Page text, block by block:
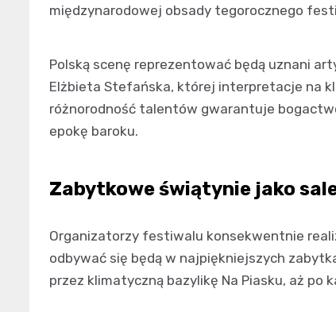
międzynarodowej obsady tegorocznego
Polską scenę reprezentować będą uznani
Elżbieta Stefańska, której interpretacje na
różnorodność talentów gwarantuje
epokę baroku.
Zabytkowe świątynie jako
Organizatorzy festiwalu konsekwentnie
odbywać się będą w najpiękniejszych
przez klimatyczną bazylikę Na Piasku, aż po